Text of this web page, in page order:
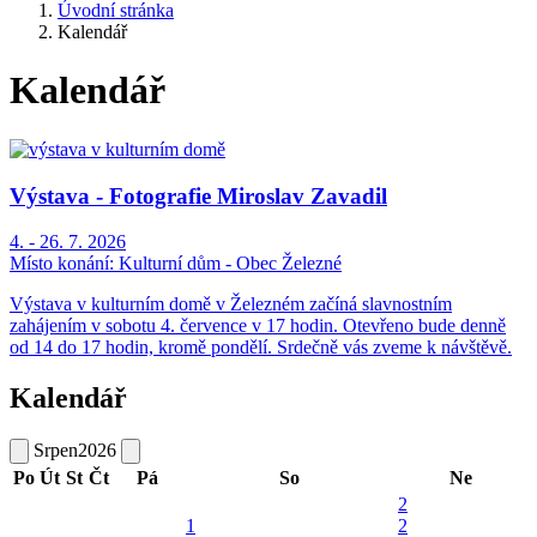
Úvodní stránka
Kalendář
Kalendář
Výstava - Fotografie Miroslav Zavadil
4. - 26. 7. 2026
Místo konání: Kulturní dům - Obec Železné
Výstava v kulturním domě v Železném začíná slavnostním
zahájením v sobotu 4. července v 17 hodin. Otevřeno bude denně
od 14 do 17 hodin, kromě pondělí. Srdečně vás zveme k návštěvě.
Kalendář
Srpen2026
Po Út St Čt Pá So Ne
1
2
2